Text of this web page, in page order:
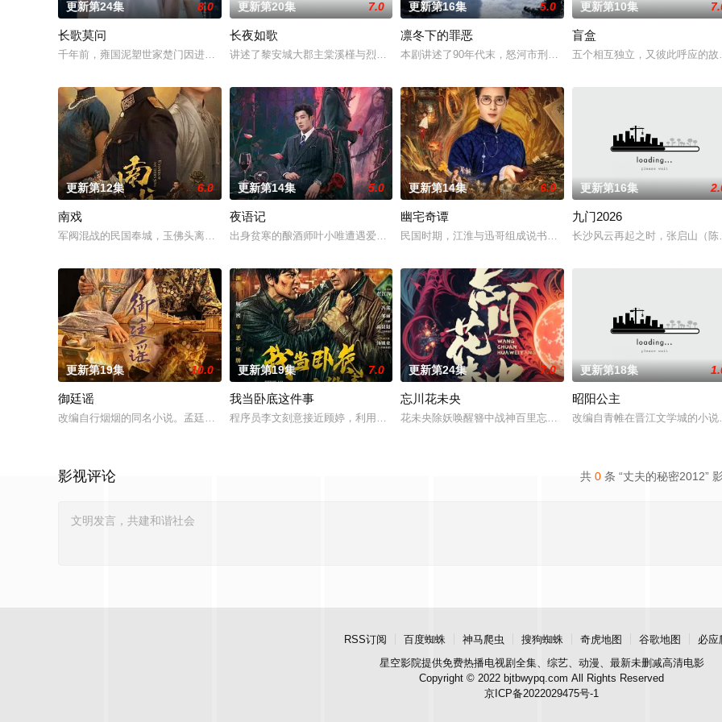
更新第24集 8.0
长歌莫问
千年前，雍国泥塑世家楚门因进贡的“十二生肖”离奇流血炸裂，惨遭满门流放，楚父以死鸣冤。楚家大小姐楚梓鸢带着滔天恨意，在屠刀落地的
更新第20集 7.0
长夜如歌
讲述了黎安城大郡主棠溪槿与烈云峥之间曲折动人的情感，以及他们在复杂局势中坚守初心、勇敢面对困
更新第16集 5.0
凛冬下的罪恶
本剧讲述了90年代末，怒河市刑侦支队在无普及监控、无DNA鉴定
更新第10集
盲盒
五个相互独立，又彼此呼应的
更新第12集 6.0
南戏
军阀混战的民国奉城，玉佛头离奇失窃，戏班主横尸戏台，将冷血少帅许又安与昆曲名伶荣筱楠推向不死不休的对立绝境。而他们不知，对方正
更新第14集 5.0
夜语记
出身贫寒的酿酒师叶小唯遭遇爱人程桉、恩师林晚媚的双重背叛。她从恨意中涅槃重生，借私生女桑落的
更新第14集 6.0
幽宅奇谭
民国时期，江淮与迅哥组成说书班子，偶遇“白天人住屋，晚上鬼占
更新第16集
九门2026
长沙风云再起之时，张启山（
更新第19集 10.0
御廷谣
改编自行烟烟的同名小说。孟廷辉，大平王朝有史以来个以女子进士科三元及第入翰林院的奇女子。十年前的她被他从死人堆里救出来，蓬头垢
更新第19集 7.0
我当卧底这件事
程序员李文刻意接近顾婷，利用顾炎女儿奴的属性，请求老炮儿顾炎带自己用程序员身份卧底电诈集团以
更新第24集 7.0
忘川花未央
花未央除妖唤醒簪中战神百里忘川元神，二人共感相连，一同寻仙
更新第18集
昭阳公主
改编自青帷在晋江文学城的小说
共 0 条 “丈夫的秘密2012”
影视评论
RSS订阅 百度蜘蛛 神马爬虫 搜狗蜘蛛 奇虎地图 谷歌地图
必应
星空影院提供免费热播电视剧全集、综艺、动漫、最新未删减高清电影
Copyright © 2022 bjtbwypq.com All Rights Reserved
京ICP备2022029475号-1